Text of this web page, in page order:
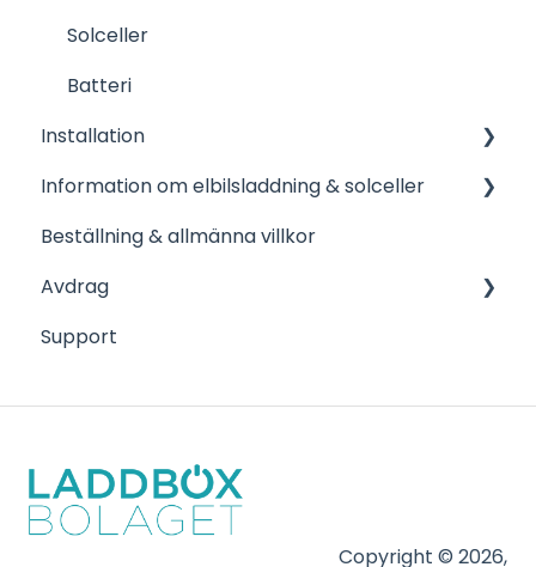
Solceller
Batteri
Installation
Bra information inför- och efter installation
Information om elbilsladdning & solceller
Företag
Bostadsrättsföreningar
Solceller
Beställning & allmänna villkor
Avdrag
Bidrag för företag
Support
Copyright © 2026,